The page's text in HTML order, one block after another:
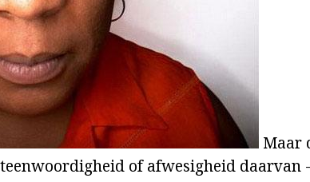
Maar
of afwesigheid daarvan